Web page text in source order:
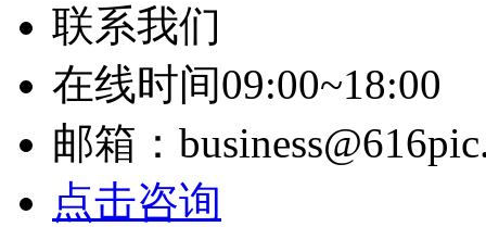
联系我们
在线时间09:00~18:00
邮箱：
点击咨询